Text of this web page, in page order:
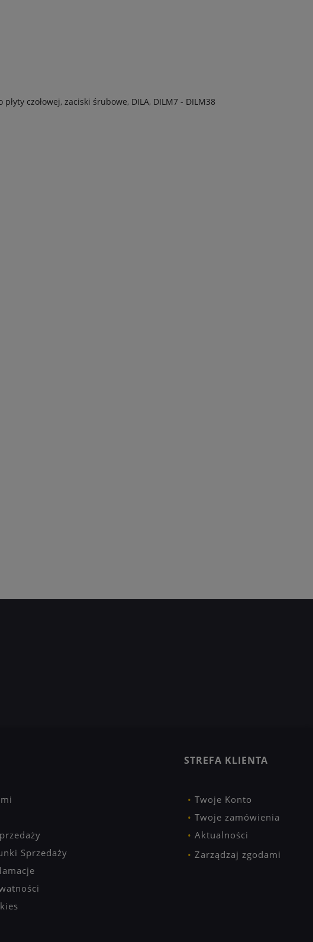
czołowej, zaciski śrubowe, DILA, DILM7 - DILM38
Sprzedaży
STREFA KLIENTA
Twoje Konto
Twoje zamówienia
Aktualności
Zarządzaj zgodami